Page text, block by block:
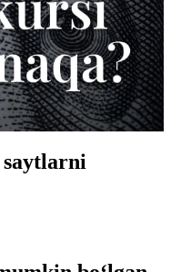
saytlarni